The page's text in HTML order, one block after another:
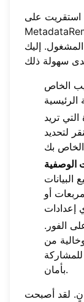
استقريت على
إليك
الخاص
تريد
لتحديد
الوصفية
البيانات
أو
الفور.
من
بأمان.
برمتها أقل من 10 ثوانٍ. لقد أصبحت